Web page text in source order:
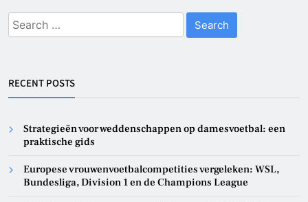
Search
for:
RECENT POSTS
Strategieën voor weddenschappen op damesvoetbal: een
praktische gids
Europese vrouwenvoetbalcompetities vergeleken: WSL,
Bundesliga, Division 1 en de Champions League